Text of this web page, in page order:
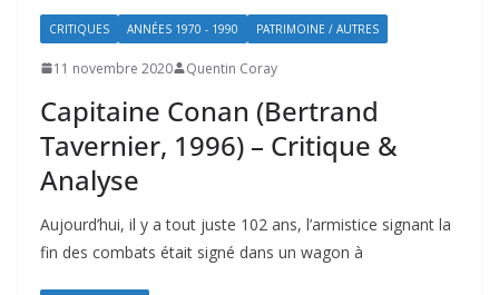
CRITIQUES ANNÉES 1970 - 1990 PATRIMOINE / AUTRES
11 novembre 2020 Quentin Coray
Capitaine Conan (Bertrand
Tavernier, 1996) – Critique &
Analyse
Aujourd’hui, il y a tout juste 102 ans, l’armistice signant la
fin des combats était signé dans un wagon à